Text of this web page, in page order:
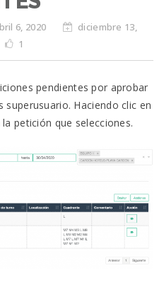
6, 2020
diciembre 13,
1
pendientes por aprobar
Haciendo clic en
petición que selecciones.